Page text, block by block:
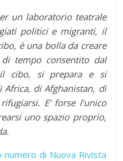
un laboratorio teatrale
politici e migranti, il
è una bolla da creare
tempo consentito dal
cibo, si prepara e si
di Afghanistan, di
E’ forse l’unico
uno spazio proprio,
numero di Nuova Rivista